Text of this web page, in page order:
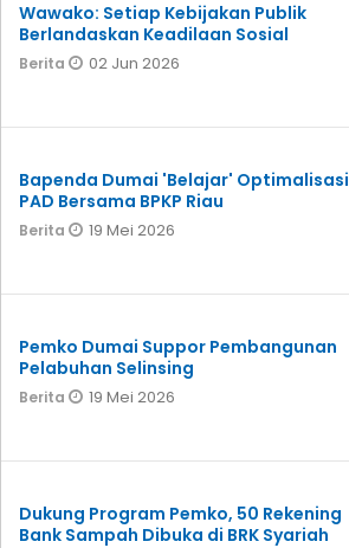
Wawako: Setiap Kebijakan Publik
Berlandaskan Keadilaan Sosial
Berita 02 Jun 2026
Bapenda Dumai 'Belajar' Optimalisasi
PAD Bersama BPKP Riau
Berita 19 Mei 2026
Pemko Dumai Suppor Pembangunan
Pelabuhan Selinsing
Berita 19 Mei 2026
Dukung Program Pemko, 50 Rekening
Bank Sampah Dibuka di BRK Syariah